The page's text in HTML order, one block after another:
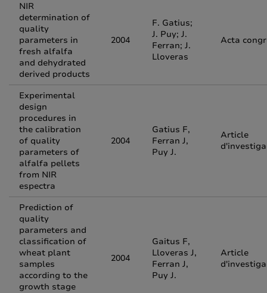
NIR
determination of
quality
parameters in
fresh alfalfa
and dehydrated
derived products
2004
F. Gatius;
J. Puy; J.
Ferran; J.
Lloveras
Acta
Experimental
design
procedures in
the calibration
of quality
parameters of
alfalfa pellets
from NIR
espectra
2004
Gatius F,
Ferran J,
Puy J.
Article
Prediction of
quality
parameters and
classification of
wheat plant
samples
according to the
growth stage
2004
Gaitus F,
Lloveras J,
Ferran J,
Puy J.
Article